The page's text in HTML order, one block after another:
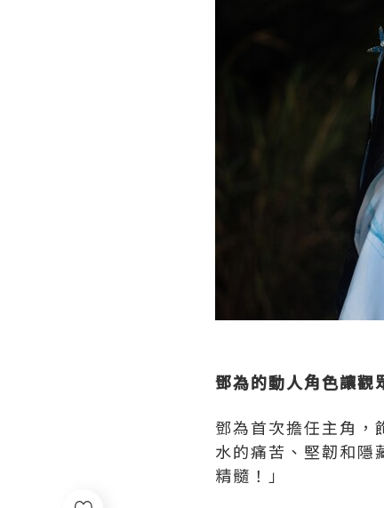
鄧為的動人角色讓觀
鄧為首次擔任主角，
水的痛苦、堅韌和隱
精髓！」